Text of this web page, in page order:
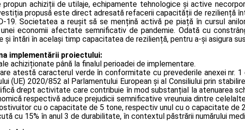
propun achiziții de utilaje, echipamente tehnologice și active
propusă este direct adresată refacerii capacității de
19. Societatea a reușit să se mențină activă pe piață în cursul
economii afectate semnificativ de pandemie. Odată cu
și întări în același timp capacitatea de reziliență, pentru a-și asigura
implementării proiectului:
achiziționate până la finalul perioadei de implementare.
atestă caracterul verde în conformitate cu prevederile anexei nr.
(UE) 2020/852 al Parlamentului European și al Consiliului prin
drept activitate care contribuie în mod substanțial la atenuarea
respectivă aduce prejudicii semnificative vreunuia dintre
cu o capacitate de 5 tone, respectiv unul cu o capacitate de
cu 15% în anul 3 de durabilitate, în contextul păstrării numărului